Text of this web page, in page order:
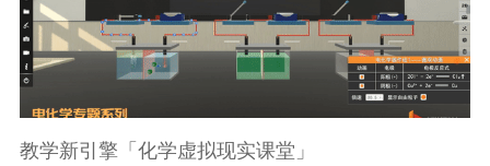
教学新引擎「化学虚拟现实课堂」